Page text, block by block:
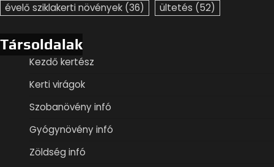
évelő sziklakerti növények (36) ültetés (52)
Társoldalak
Kezdő kertész
Kerti virágok
Szobanövény infó
Gyógynövény infó
Zöldség infó